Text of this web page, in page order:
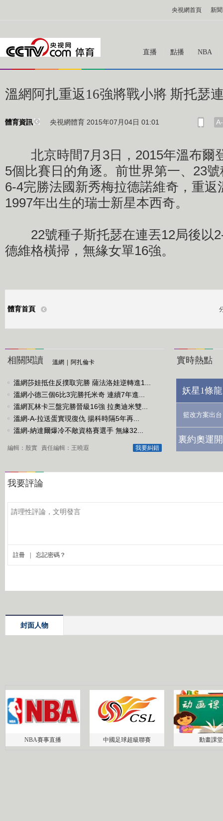
央視網首頁 新聞
直播 點播 NBA
溫網阿扎重返16強將戰小將 斯托瑟
體育資訊 央視網體育 2015年07月04日 01:01 A-
北京時間7月3日，2015年溫布爾
5個比賽日的角逐。前世界第一、23
6-4完勝法國新秀梅拉德諾維奇，重返
1997年出生的瑞士新星本西奇。
22號種子斯托瑟在連丟12局後以
德維格橫掃，無緣女單16強。
體育首頁
相關閱讀 溫網 阿扎倫卡
溫網莎娃抵住反撲取完勝 薩法洛娃逆轉進1...
溫網小德三個6比3完勝托米奇 連續7年進...
溫網瓦林卡三盤完勝晉級16強 拉奧迪米雙...
溫網-A-拉送蛋實現復仇 揚科時隔5年再...
溫網-納達爾爆冷不敵資格賽選手 無緣32...
我要糾錯
編輯：殷實 責任編輯：王曉遐
實時熱點
妖星1條
籃改方案出台
裏約奧運
封面人物